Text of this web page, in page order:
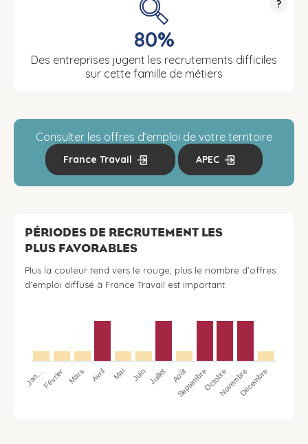
?
80%
Des entreprises jugent les recrutements difficiles
sur cette famille de métiers
Consulter les offres d’emploi de votre territoire
France Travail APEC
PÉRIODES DE RECRUTEMENT LES
PLUS FAVORABLES
Plus la couleur tend vers le rouge, plus le nombre d’offres
d’emploi diffusé à France Travail est important.
Jan…Février Mars Avril Mai Juin Juillet Août
SeptembreOctobreNovembreDécembre